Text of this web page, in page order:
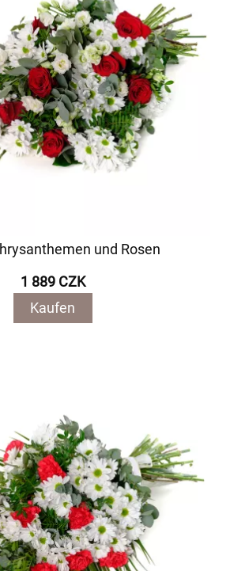
und Rosen
1 889 CZK
Kaufen